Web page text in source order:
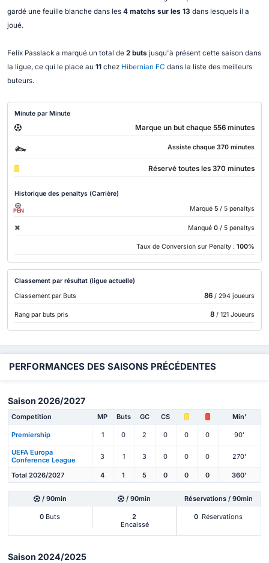
gardé une feuille blanche dans les 4 matchs sur les 13 dans lesquels il a
joué.
Felix Passlack a marqué un total de 2 buts jusqu'à présent cette saison dans
la ligue, ce qui le place au 11chez Hibernian FC dans la liste des meilleurs
buteurs.
Minute par Minute
Marque un but chaque 556 minutes
Assiste chaque 370 minutes
Réservé toutes les 370 minutes
Historique des penaltys (Carrière)
PEN Marqué 5 / 5 penaltys
Manqué 0 / 5 penaltys
Taux de Conversion sur Penalty : 100%
Classement par résultat (ligue actuelle)
Classement par Buts
86/ 294 joueurs
Rang par buts pris 8/ 121 Joueurs
PERFORMANCES DES SAISONS PRÉCÉDENTES
Saison 2026/2027
Competition MP Buts GC CS Min'
Premiership 1 0 2 0 0 0 90'
UEFA Europa
Conference League
3 1 3 0 0 0 270'
Total 2026/2027 4 1 5 0 0 0 360'
/ 90min / 90min Réservations / 90min
0 Buts
2
Encaissé
0 Réservations
Saison 2024/2025